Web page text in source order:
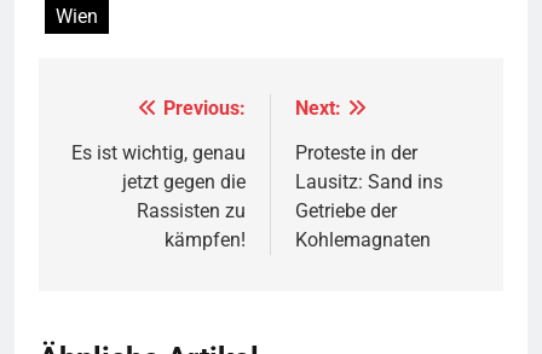
Wien
Beitragsnavigation
Previous:
Es ist wichtig, genau
jetzt gegen die
Rassisten zu
kämpfen!
Next:
Proteste in der
Lausitz: Sand ins
Getriebe der
Kohlemagnaten